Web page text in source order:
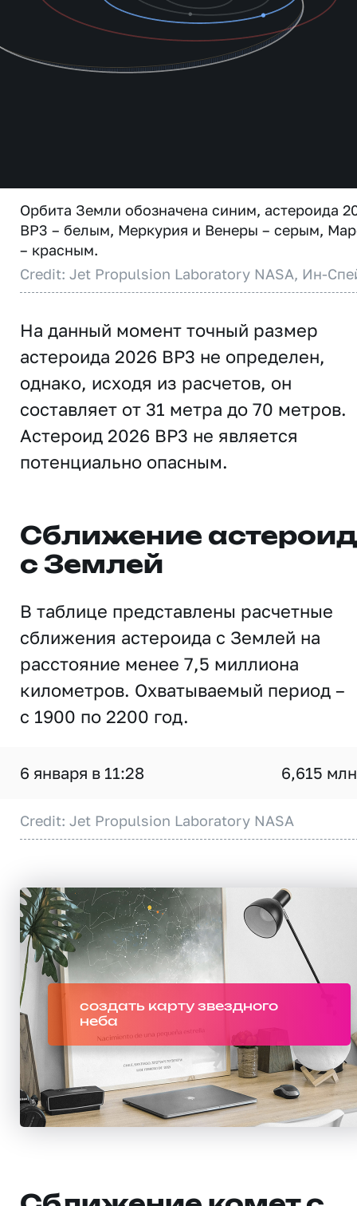
Орбита Земли обозначена синим, астероида
BP3 – белым, Меркурия и Венеры – серым,
– красным.
Credit: Jet Propulsion Laboratory NASA, Ин-
На данный момент точный размер
астероида 2026 BP3 не определен,
однако, исходя из расчетов, он
составляет от 31 метра до 70 метров.
Астероид 2026 BP3 не является
потенциально опасным.
Сближение
с Землей
В таблице представлены расчетные
сближения астероида с Землей на
расстояние менее 7,5 миллиона
километров. Охватываемый период –
с 1900 по 2200 год.
6 января в 11:28 6,615
Credit: Jet Propulsion Laboratory NASA
создать карту звездного
неба